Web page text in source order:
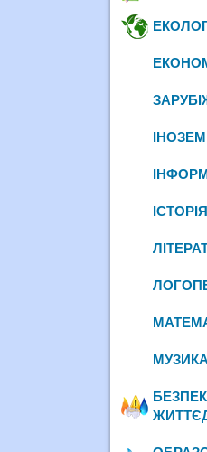
ІСТОРІЯ
МУЗИКА